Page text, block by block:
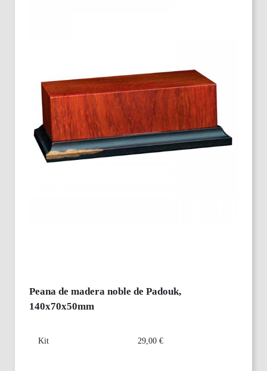
Peana de madera noble de Padouk,
140x70x50mm
Kit 29,00 €